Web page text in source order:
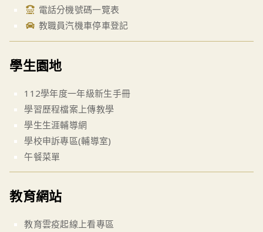
電話分機號碼一覽表
教職員汽機車停車登記
學生園地
112學年度一年級新生手冊
學習歷程檔案上傳教學
學生生涯輔導網
學校申訴專區(輔導室)
午餐菜單
教育網站
教育雲疫起線上看專區